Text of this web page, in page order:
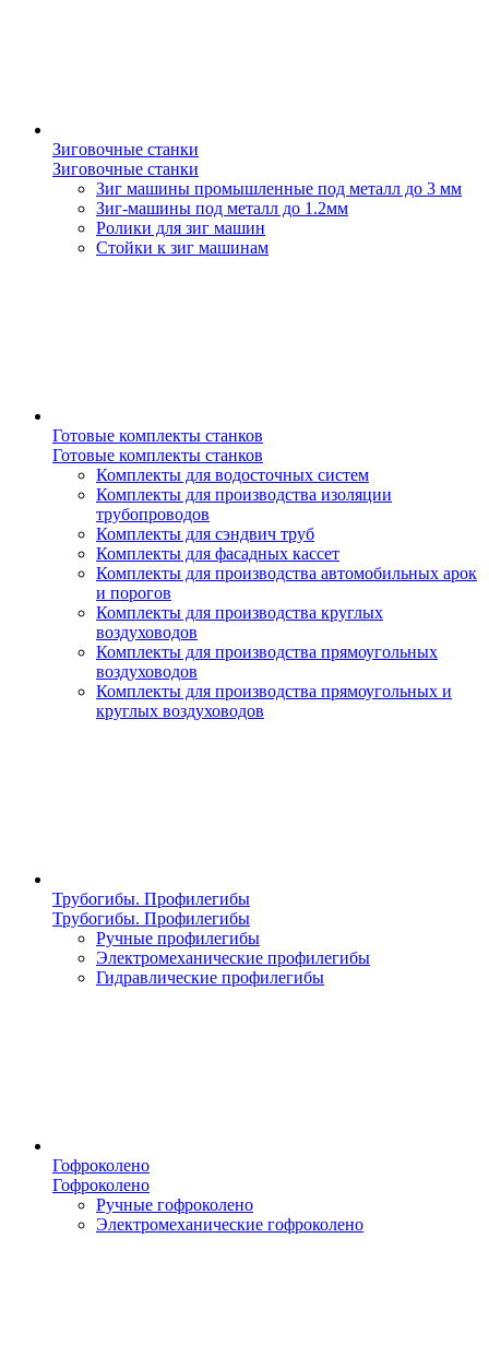
Зиговочные станки
Зиговочные станки
Зиг машины промышленные под металл до 3 мм
Зиг-машины под металл до 1.2мм
Ролики для зиг машин
Стойки к зиг машинам
Готовые комплекты станков
Готовые комплекты станков
Комплекты для водосточных систем
Комплекты для производства изоляции
трубопроводов
Комплекты для сэндвич труб
Комплекты для фасадных кассет
Комплекты для производства автомобильных арок
и порогов
Комплекты для производства круглых
воздуховодов
Комплекты для производства прямоугольных
воздуховодов
Комплекты для производства прямоугольных и
круглых воздуховодов
Трубогибы. Профилегибы
Трубогибы. Профилегибы
Ручные профилегибы
Электромеханические профилегибы
Гидравлические профилегибы
Гофроколено
Гофроколено
Ручные гофроколено
Электромеханические гофроколено